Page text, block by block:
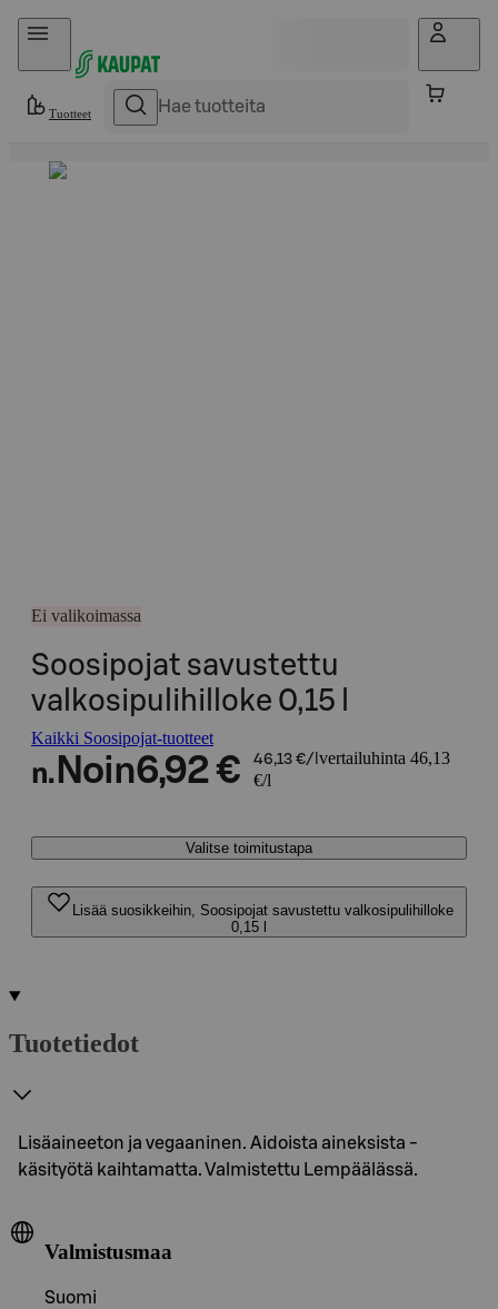
Hyppää sisältöön
Tuotteet
Ei valikoimassa
Soosipojat savustettu
valkosipulihilloke 0,15 l
Kaikki Soosipojat-tuotteet
n. Noin6,92 € 46,13 €/l vertailuhinta 46,13
€/l
Valitse toimitustapa
Lisää suosikkeihin, Soosipojat savustettu valkosipulihilloke
0,15 l
Tuotetiedot
Lisäaineeton ja vegaaninen. Aidoista aineksista -
käsityötä kaihtamatta. Valmistettu Lempäälässä.
Valmistusmaa
Suomi